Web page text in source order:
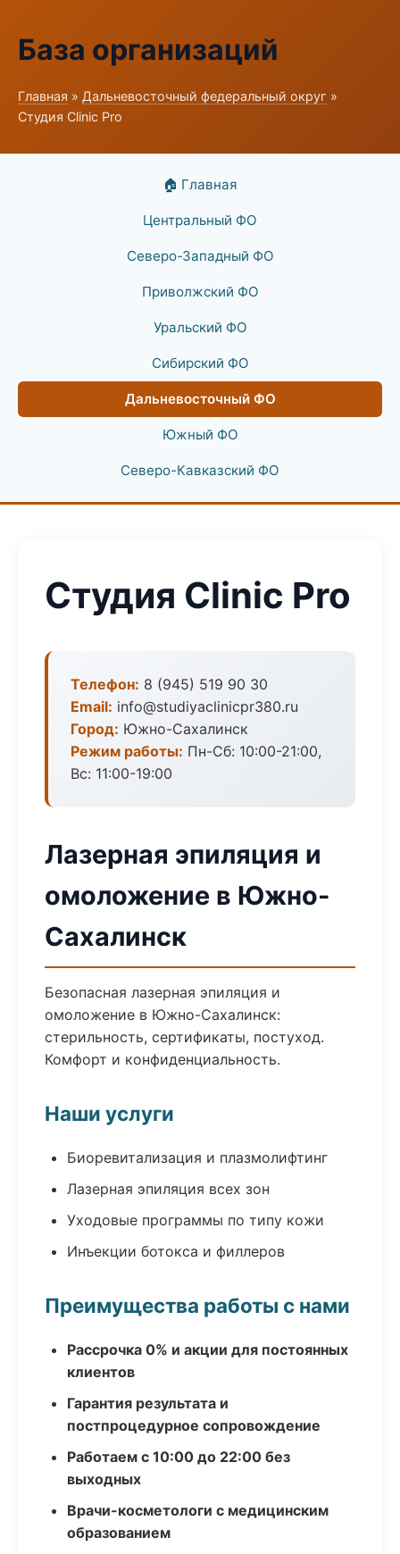
База организаций
Главная » Дальневосточный федеральный округ »
Студия Clinic Pro
🏠 Главная
Центральный ФО
Северо-Западный ФО
Приволжский ФО
Уральский ФО
Сибирский ФО
Дальневосточный ФО
Южный ФО
Северо-Кавказский ФО
Студия Clinic Pro
Телефон: 8 (945) 519 90 30
Email: info@studiyaclinicpr380.ru
Город: Южно-Сахалинск
Режим работы: Пн-Сб: 10:00-21:00,
Вс: 11:00-19:00
Лазерная эпиляция и
омоложение в Южно-
Сахалинск
Безопасная лазерная эпиляция и
омоложение в Южно-Сахалинск:
стерильность, сертификаты, постуход.
Комфорт и конфиденциальность.
Наши услуги
Биоревитализация и плазмолифтинг
Лазерная эпиляция всех зон
Уходовые программы по типу кожи
Инъекции ботокса и филлеров
Преимущества работы с нами
Рассрочка 0% и акции для постоянных
клиентов
Гарантия результата и
постпроцедурное сопровождение
Работаем с 10:00 до 22:00 без
выходных
Врачи-косметологи с медицинским
образованием